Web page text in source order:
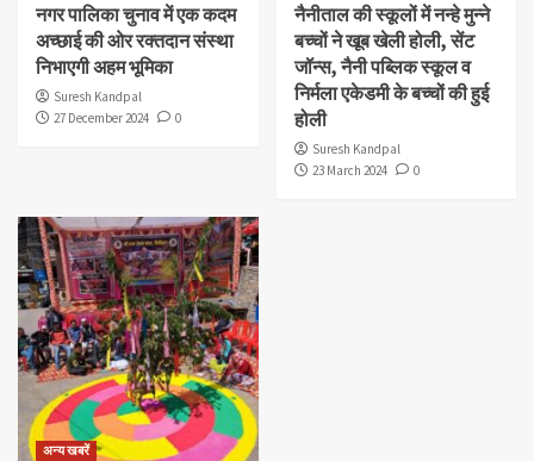
नगर पालिका चुनाव में एक कदम
अच्छाई की ओर रक्तदान संस्था
निभाएगी अहम भूमिका
Suresh Kandpal
27 December 2024
0
नैनीताल की स्कूलों में नन्हे मुन्ने
बच्चों ने खूब खेली होली, सेंट
जॉन्स, नैनी पब्लिक स्कूल व
निर्मला एकेडमी के बच्चों की हुई
होली
Suresh Kandpal
23 March 2024
0
अन्य खबरें